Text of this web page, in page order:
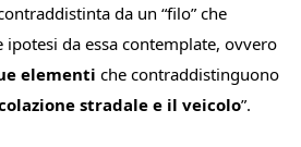
da un “filo” che
da essa contemplate, ovvero
elementi che contraddistinguono
stradale e il veicolo”.